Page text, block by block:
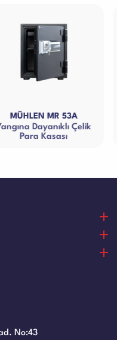
MÜHLEN MR 63A
Yangına Dayanıklı
Para Kasası
No:43